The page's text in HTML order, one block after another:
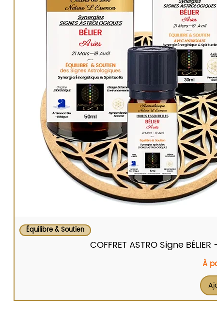
Utilités: Aura, Pratiques énergétiques et
Situations, Hygiène énergétique personnelle et
environnementale.
PAGE ARTICLE : LIEN.
AUTRES ÉLIXIRS:Univers Élixirs de soin LIEN.
Nos produits de soin sont purifiés
bénéficient de nos dynamisations
sacrées.
Méthode Originale Nature'L M. PETIT Ludovic
Équilibre & Soutien
COFFRET ASTRO Signe
À